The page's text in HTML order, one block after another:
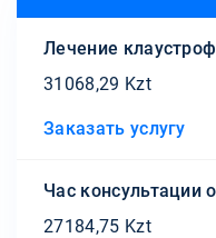
Лечение
31068,29 Kzt
Заказать услугу
Час консультации
27184,75 Kzt